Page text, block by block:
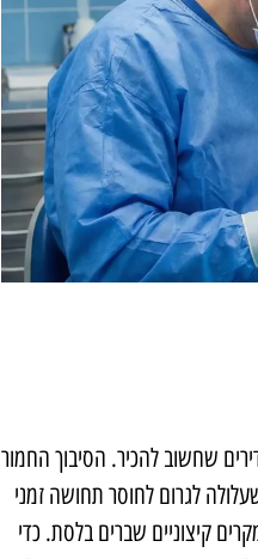
שחשוב להכיר. הסיבוך החמור
לגרום לחוסר תחושה זמני
קיצוניים שברים בלסת. כדי